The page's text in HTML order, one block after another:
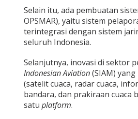
Selain itu, ada pembuatan
OPSMAR), yaitu sistem
terintegrasi dengan sistem
seluruh Indonesia.
Selanjutnya, inovasi di sektor
Indonesian Aviation(SIAM)
(satelit cuaca, radar cuaca,
bandara, dan prakiraan cuaca
satu platform.